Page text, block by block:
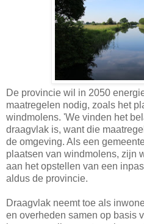
De provincie wil in 2050
maatregelen nodig, zoals het
windmolens. 'We vinden het
draagvlak is, want die
de omgeving. Als een
plaatsen van windmolens, zijn
aan het opstellen van een
aldus de provincie.
Draagvlak neemt toe als
en overheden samen op basis